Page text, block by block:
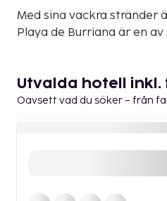
Med sina vackra stränder
Playa de Burriana är en
kajakpaddling.
imponerande
flera kilometer. Grottorna
några av världens äldsta
Utvalda hotell inkl.
Oavsett vad du söker – från